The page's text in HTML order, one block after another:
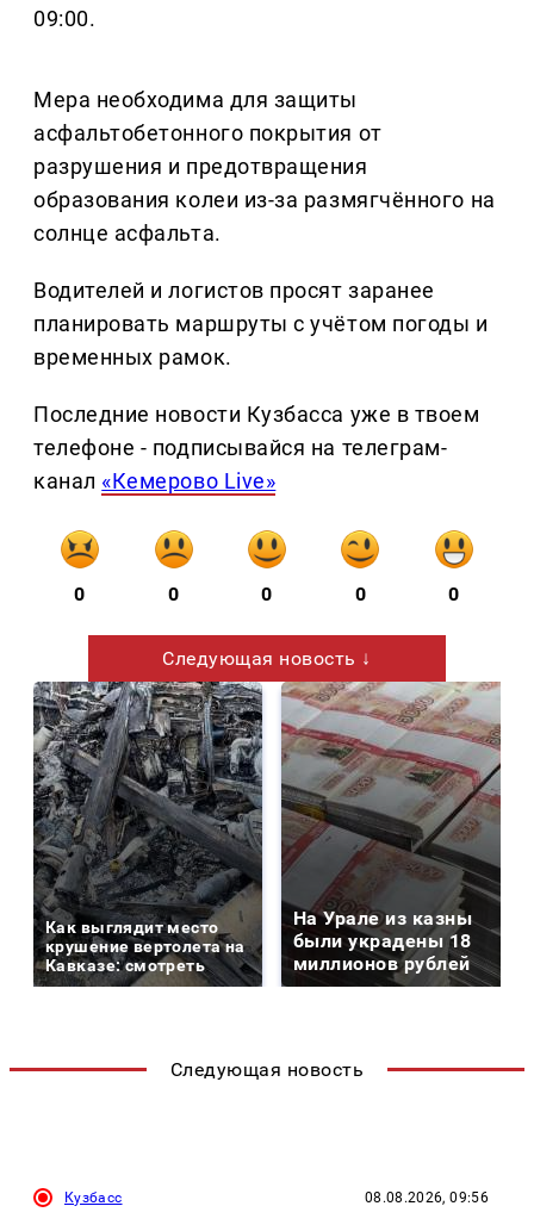
09:00.
Мера необходима для защиты
асфальтобетонного покрытия от
разрушения и предотвращения
образования колеи из-за размягчённого на
солнце асфальта.
Водителей и логистов просят заранее
планировать маршруты с учётом погоды и
временных рамок.
Последние новости Кузбасса уже в твоем
телефоне - подписывайся на телеграм-
канал «Кемерово Live»
0 0 0 0 0
Следующая новость ↓
Как выглядит место
крушение вертолета на
Кавказе: смотреть
На Урале из казны
были украдены 18
миллионов рублей
Следующая новость
Кузбасс 08.08.2026, 09:56